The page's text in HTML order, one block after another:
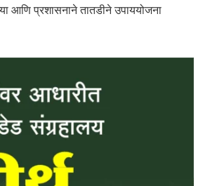
आणि प्रशासनाने तातडीने उपाययोजना